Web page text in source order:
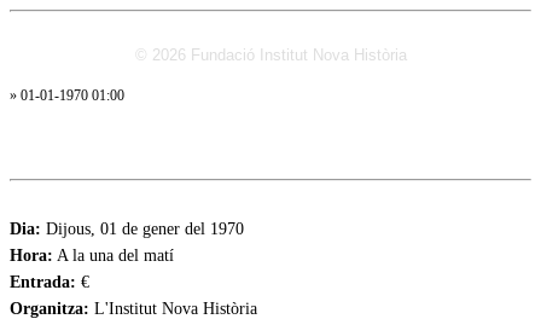
© 2026 Fundació Institut Nova Història
» 01-01-1970 01:00
Dia: Dijous, 01 de gener del 1970
Hora: A la una del matí
Entrada: €
Organitza: L'Institut Nova Història